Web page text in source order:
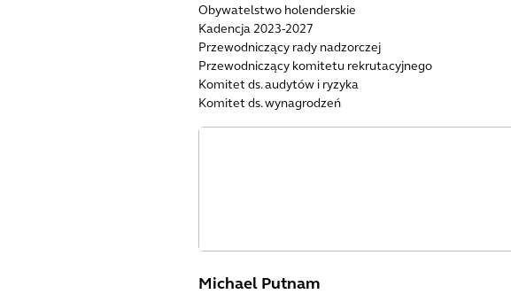
Obywatelstwo holenderskie
Kadencja 2023-2027
Przewodniczący rady nadzorczej
Przewodniczący komitetu rekrutacyjnego
Komitet ds. audytów i ryzyka
Komitet ds. wynagrodzeń
Michael Putnam